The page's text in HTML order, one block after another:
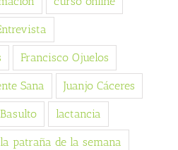
Francisco Ojuelos
Sana Juanjo Cáceres
lactancia
la patraña de la semana